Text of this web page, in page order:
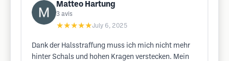
Matteo Hartung
3 avis
★★★★★July 6, 2025
Dank der Halsstraffung muss ich mich nicht mehr
hinter Schals und hohen Kragen verstecken. Mein